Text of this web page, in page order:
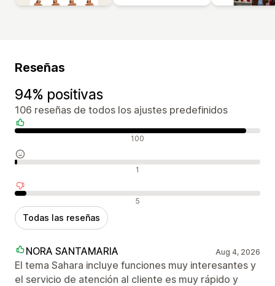
Reseñas
94% positivas
106 reseñas de todos los ajustes predefinidos
Reseñas positivas 100
Reseñas neutras 1
Reseñas negativas 5
Todas las reseñas
NORA SANTAMARIA Aug 4, 2026
El tema Sahara incluye funciones muy interesantes y
el servicio de atención al cliente es muy rápido y